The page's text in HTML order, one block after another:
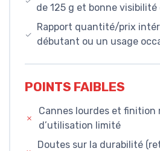
de 125 g et bonne
Rapport quantité/prix
débutant ou un usage
POINTS FAIBLES
Cannes lourdes et
d’utilisation limité
Doutes sur la durabilité